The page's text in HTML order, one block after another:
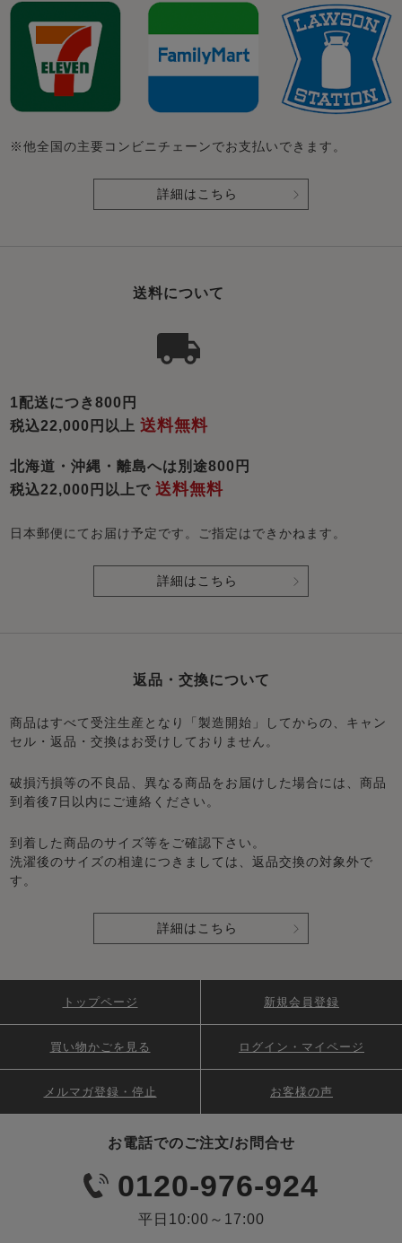
※他全国の主要コンビニチェーンでお支払いできます。
詳細はこちら
送料について
1配送につき800円
税込22,000円以上送料無料
北海道・沖縄・離島へは別途800円
税込22,000円以上で送料無料
日本郵便にてお届け予定です。ご指定はできかねます。
詳細はこちら
返品・交換について
商品はすべて受注生産となり「製造開始」してからの、キャン
セル・返品・交換はお受けしておりません。
破損汚損等の不良品、異なる商品をお届けした場合には、商品
到着後7日以内にご連絡ください。
到着した商品のサイズ等をご確認下さい。
洗濯後のサイズの相違につきましては、返品交換の対象外で
す。
詳細はこちら
お電話でのご注文/お問合せ
0120-976-924
平日10:00～17:00
トップページ 新規会員登録
買い物かごを見る ログイン・マイページ
メルマガ登録・停止 お客様の声